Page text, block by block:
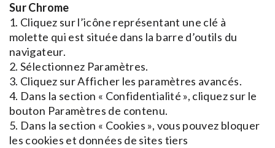
Sur Chrome
1. Cliquez sur l’icône représentant une clé à
molette qui est située dans la barre d’outils du
navigateur.
2. Sélectionnez Paramètres.
3. Cliquez sur Afficher les paramètres avancés.
4. Dans la section « Confidentialité », cliquez sur le
bouton Paramètres de contenu.
5. Dans la section « Cookies », vous pouvez bloquer
les cookies et données de sites tiers